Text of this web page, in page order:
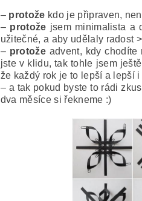
– protože kdo je připraven,
– protože jsem minimalista a
užitečné, a aby udělaly radost
– protože advent, kdy chodíte
jste v klidu, tak tohle jsem
že každý rok je to lepší a lepší
– a tak pokud byste to rádi
dva měsíce si řekneme :)